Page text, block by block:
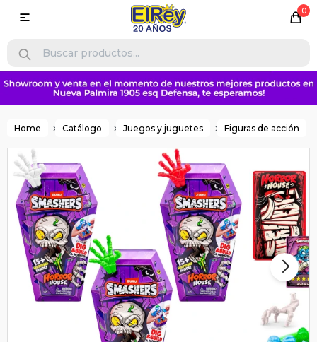
0

Home Catálogo Juegos y juguetes Figuras de acción